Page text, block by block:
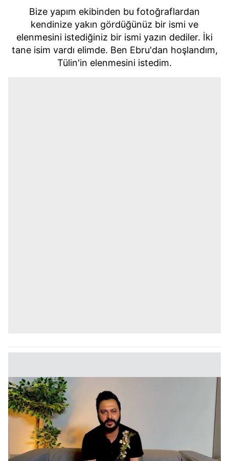
Bize yapım ekibinden bu fotoğraflardan
kendinize yakın gördüğünüz bir ismi ve
elenmesini istediğiniz bir ismi yazın dediler. İki
tane isim vardı elimde. Ben Ebru'dan hoşlandım,
Tülin'in elenmesini istedim.